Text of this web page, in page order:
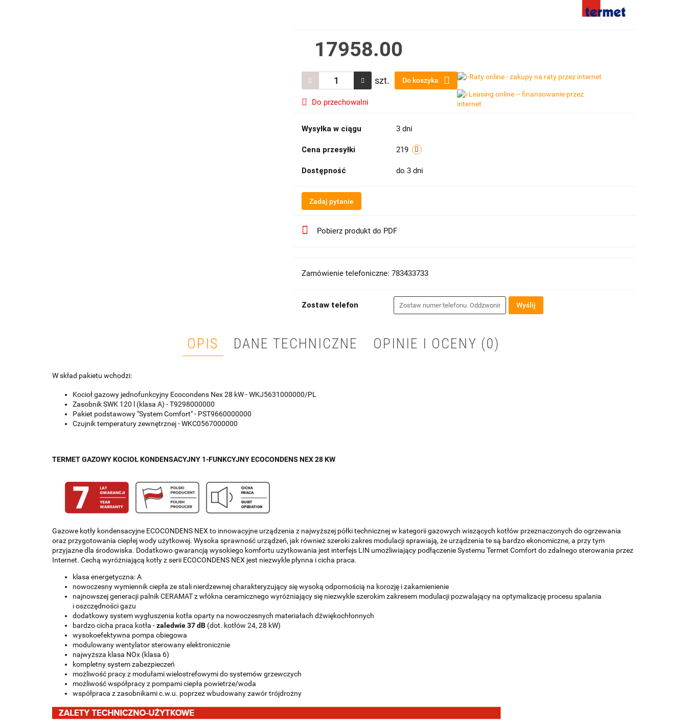
17958.00
szt. Do koszyka
Do przechowalni
Wysyłka w ciągu 3 dni
Cena przesyłki 219
Dostępność do 3 dni
Zadaj pytanie
Pobierz produkt do PDF
Zamówienie telefoniczne: 783433733
Zostaw telefon Wyślij
OPIS DANE TECHNICZNE OPINIE I OCENY (0)
W skład pakietu wchodzi:
Kocioł gazowy jednofunkcyjny Ecocondens Nex 28 kW - WKJ5631000000/PL
Zasobnik SWK 120 l (klasa A) - T9298000000
Pakiet podstawowy "System Comfort" - PST9660000000
Czujnik temperatury zewnętrznej - WKC0567000000
TERMET GAZOWY KOCIOŁ KONDENSACYJNY 1-FUNKCYJNY ECOCONDENS NEX 28 KW
Gazowe kotły kondensacyjne ECOCONDENS NEX to innowacyjne urządzenia z najwyższej półki technicznej w kategorii gazowych wiszących kotłów przeznaczonych do ogrzewania
oraz przygotowania ciepłej wody użytkowej. Wysoka sprawność urządzeń, jak również szeroki zakres modulacji sprawiają, że urządzenia te są bardzo ekonomiczne, a przy tym
przyjazne dla środowiska. Dodatkowo gwarancją wysokiego komfortu użytkowania jest interfejs LIN umożliwiający podłączenie Systemu Termet Comfort do zdalnego sterowania przez
Internet. Cechą wyróżniającą kotły z serii ECOCONDENS NEX jest niezwykle płynna i cicha praca.
klasa energetyczna: A
nowoczesny wymiennik ciepła ze stali nierdzewnej charakteryzujący się wysoką odpornością na korozję i zakamienienie
najnowszej generacji palnik CERAMAT z włókna ceramicznego wyróżniający się niezwykle szerokim zakresem modulacji pozwalający na optymalizację procesu spalania
i oszczędności gazu
dodatkowy system wygłuszenia kotła oparty na nowoczesnych materiałach dźwiękochłonnych
bardzo cicha praca kotła -zaledwie 37 dB (dot. kotłów 24, 28 kW)
wysokoefektywna pompa obiegowa
modulowany wentylator sterowany elektronicznie
najwyższa klasa NOx (klasa 6)
kompletny system zabezpieczeń
możliwość pracy z modułami wielostrefowymi do systemów grzewczych
możliwość współpracy z pompami ciepła powietrze/woda
współpraca z zasobnikami c.w.u. poprzez wbudowany zawór trójdrożny